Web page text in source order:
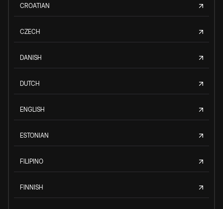
CROATIAN
CZECH
DANISH
DUTCH
ENGLISH
ESTONIAN
FILIPINO
FINNISH